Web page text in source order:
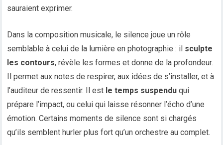
sauraient exprimer.
Dans la composition musicale, le silence joue un rôle
semblable à celui de la lumière en photographie : il sculpte
les contours, révèle les formes et donne de la profondeur.
Il permet aux notes de respirer, aux idées de s’installer, et à
l’auditeur de ressentir. Il est le temps suspendu qui
prépare l’impact, ou celui qui laisse résonner l’écho d’une
émotion. Certains moments de silence sont si chargés
qu’ils semblent hurler plus fort qu’un orchestre au complet.